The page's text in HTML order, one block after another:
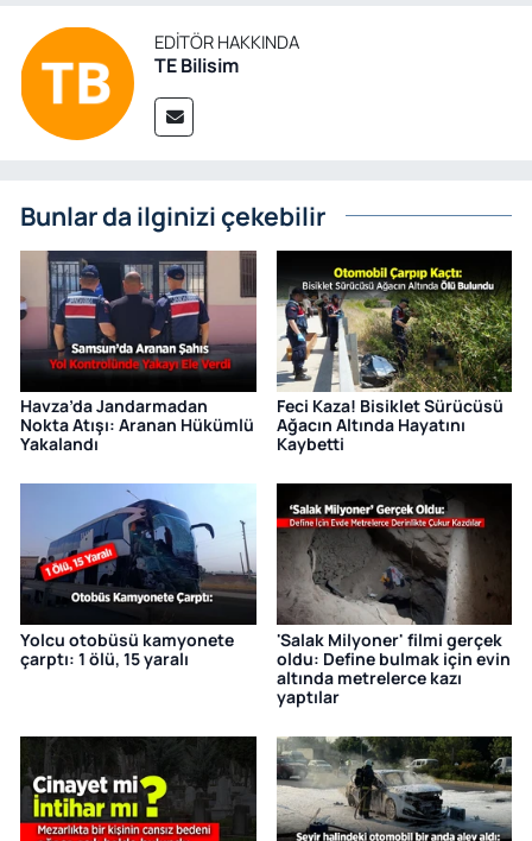
EDITÖR HAKKINDA
TE Bilisim
Bunlar da ilginizi çekebilir
Havza’da Jandarmadan
Nokta Atışı: Aranan Hükümlü
Yakalandı
Feci Kaza! Bisiklet Sürücüsü
Ağacın Altında Hayatını
Kaybetti
Yolcu otobüsü kamyonete
çarptı: 1 ölü, 15 yaralı
'Salak Milyoner' filmi gerçek
oldu: Define bulmak için evin
altında metrelerce kazı
yaptılar